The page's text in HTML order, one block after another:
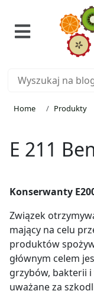
Home Produkty
E 211
Konserwanty
Związek
mający na celu
produktów
głównym celem
grzybów, bakterii
uważane za